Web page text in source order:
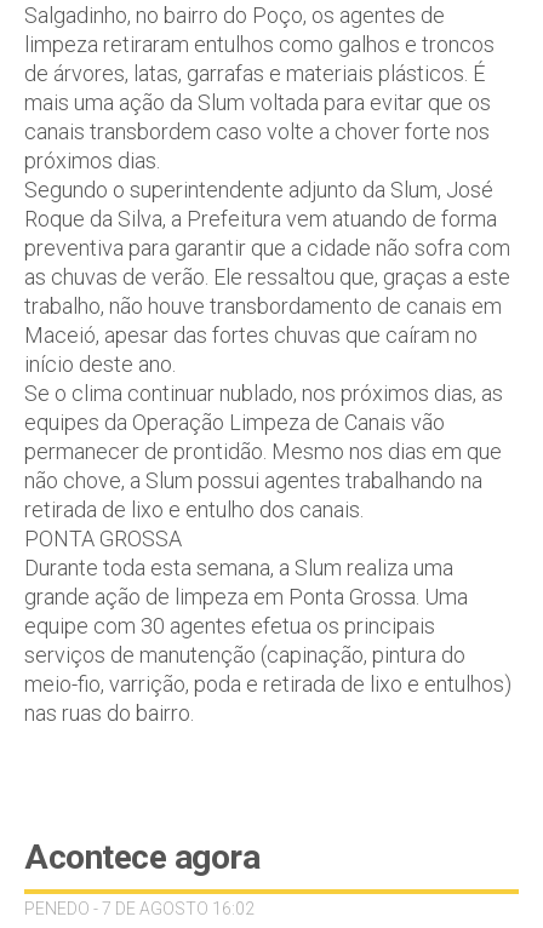
Salgadinho, no bairro do Poço, os agentes de
limpeza retiraram entulhos como galhos e troncos
de árvores, latas, garrafas e materiais plásticos. É
mais uma ação da Slum voltada para evitar que os
canais transbordem caso volte a chover forte nos
próximos dias.
Segundo o superintendente adjunto da Slum, José
Roque da Silva, a Prefeitura vem atuando de forma
preventiva para garantir que a cidade não sofra com
as chuvas de verão. Ele ressaltou que, graças a este
trabalho, não houve transbordamento de canais em
Maceió, apesar das fortes chuvas que caíram no
início deste ano.
Se o clima continuar nublado, nos próximos dias, as
equipes da Operação Limpeza de Canais vão
permanecer de prontidão. Mesmo nos dias em que
não chove, a Slum possui agentes trabalhando na
retirada de lixo e entulho dos canais.
PONTA GROSSA
Durante toda esta semana, a Slum realiza uma
grande ação de limpeza em Ponta Grossa. Uma
equipe com 30 agentes efetua os principais
serviços de manutenção (capinação, pintura do
meio-fio, varrição, poda e retirada de lixo e entulhos)
nas ruas do bairro.
Acontece agora
PENEDO - 7 DE AGOSTO 16:02